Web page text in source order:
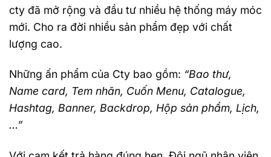
cty đã mở rộng và đầu tư nhiều hệ thống máy móc
mới. Cho ra đời nhiều sản phẩm đẹp với chất
lượng cao.
Những ấn phẩm của Cty bao gồm: “Bao thư,
Name card, Tem nhãn, Cuốn Menu, Catalogue,
Hashtag, Banner, Backdrop, Hộp sản phẩm, Lịch,
…”